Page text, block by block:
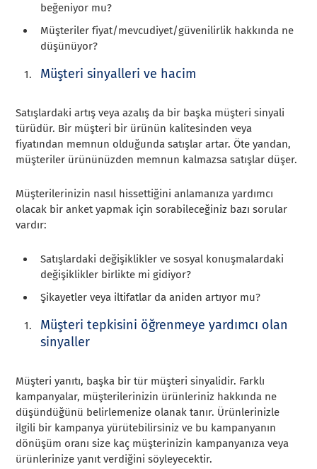
beğeniyor mu?
Müşteriler fiyat/mevcudiyet/güvenilirlik hakkında ne
düşünüyor?
Müşteri sinyalleri ve hacim
Satışlardaki artış veya azalış da bir başka müşteri sinyali
türüdür. Bir müşteri bir ürünün kalitesinden veya
fiyatından memnun olduğunda satışlar artar. Öte yandan,
müşteriler ürününüzden memnun kalmazsa satışlar düşer.
Müşterilerinizin nasıl hissettiğini anlamanıza yardımcı
olacak bir anket yapmak için sorabileceğiniz bazı sorular
vardır:
Satışlardaki değişiklikler ve sosyal konuşmalardaki
değişiklikler birlikte mi gidiyor?
Şikayetler veya iltifatlar da aniden artıyor mu?
Müşteri tepkisini öğrenmeye yardımcı olan
sinyaller
Müşteri yanıtı, başka bir tür müşteri sinyalidir. Farklı
kampanyalar, müşterilerinizin ürünleriniz hakkında ne
düşündüğünü belirlemenize olanak tanır. Ürünlerinizle
ilgili bir kampanya yürütebilirsiniz ve bu kampanyanın
dönüşüm oranı size kaç müşterinizin kampanyanıza veya
ürünlerinize yanıt verdiğini söyleyecektir.